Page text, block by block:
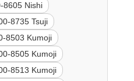
8605 Nishi
8735 Tsuji
8503 Kumoji
8505 Kumoji
8513 Kumoji